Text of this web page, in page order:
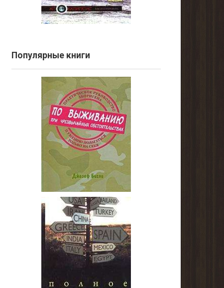
Популярные книги